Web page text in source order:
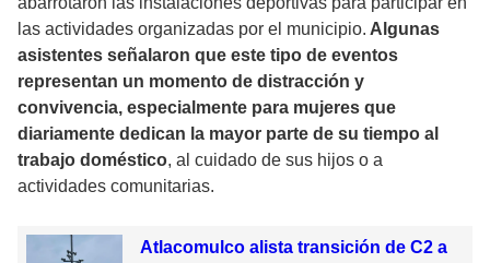
las actividades organizadas por el municipio. Algunas
asistentes señalaron que este tipo de eventos
representan un momento de distracción y
convivencia, especialmente para mujeres que
diariamente dedican la mayor parte de su tiempo al
trabajo doméstico, al cuidado de sus hijos o a
actividades comunitarias.
Atlacomulco alista transición de C2 a